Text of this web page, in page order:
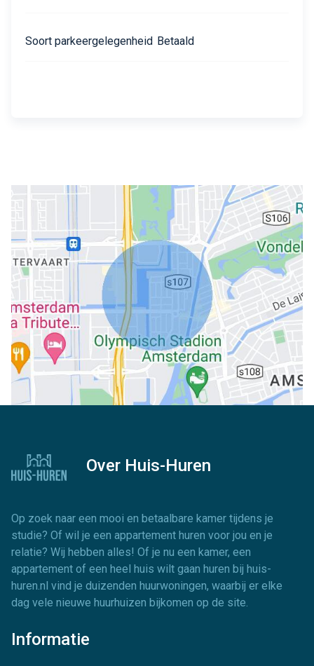
Soort parkeergelegenheid Betaald
Over Huis-Huren
Op zoek naar een mooi en betaalbare kamer tijdens je
studie? Of wil je een appartement huren voor jou en je
relatie? Wij hebben alles! Of je nu een kamer, een
appartement of een heel huis wilt gaan huren bij huis-
huren.nl vind je duizenden huurwoningen, waarbij er elke
dag vele nieuwe huurhuizen bijkomen op de site.
Informatie